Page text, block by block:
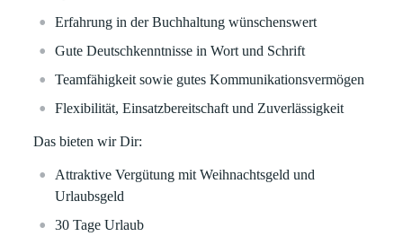
Erfahrung in der Buchhaltung wünschenswert
Gute Deutschkenntnisse in Wort und Schrift
Teamfähigkeit sowie gutes Kommunikationsvermögen
Flexibilität, Einsatzbereitschaft und Zuverlässigkeit
Das bieten wir Dir:
Attraktive Vergütung mit Weihnachtsgeld und
Urlaubsgeld
30 Tage Urlaub